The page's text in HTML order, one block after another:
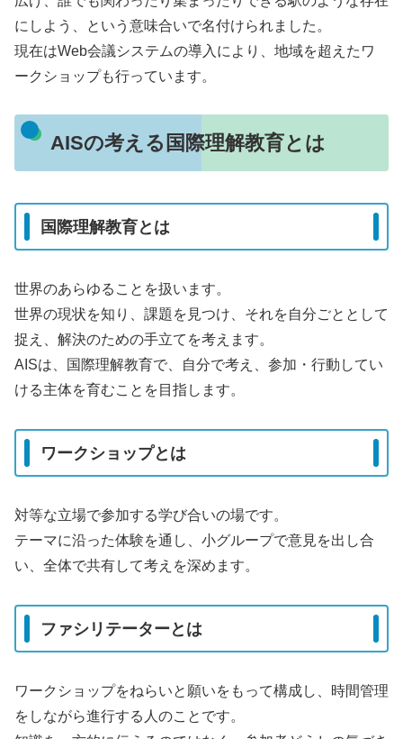
にしよう、という意味合いで名付けられました。
現在はWeb会議システムの導入により、地域を超えたワ
ークショップも行っています。
AISの考える国際理解教育とは
国際理解教育とは
世界のあらゆることを扱います。
世界の現状を知り、課題を見つけ、それを自分ごととして
捉え、解決のための手立てを考えます。
AISは、国際理解教育で、自分で考え、参加・行動してい
ける主体を育むことを目指します。
ワークショップとは
対等な立場で参加する学び合いの場です。
テーマに沿った体験を通し、小グループで意見を出し合
い、全体で共有して考えを深めます。
ファシリテーターとは
ワークショップをねらいと願いをもって構成し、時間管理
をしながら進行する人のことです。